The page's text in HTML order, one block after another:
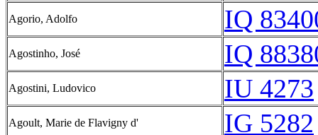
Agorio, Adolfo IQ
Agostinho, José IQ
Agostini, Ludovico IU 4273
Agoult, Marie de Flavigny d' IG 5282